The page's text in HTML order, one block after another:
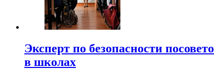
Эксперт по безопасности
в школах